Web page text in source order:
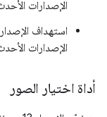
الإصدارات
الإصدارات
أداة اختيار الصور